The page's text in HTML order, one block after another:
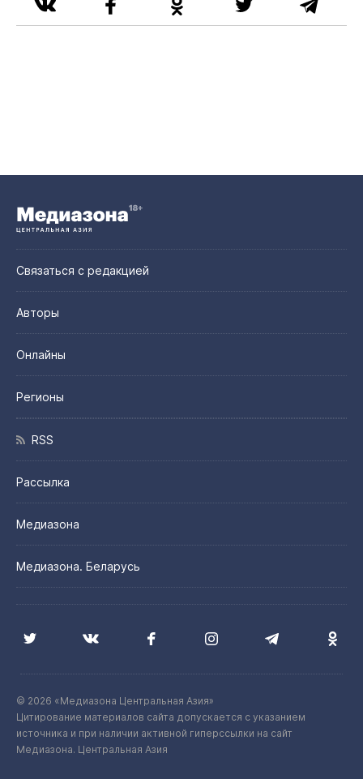
Связаться с редакцией
Авторы
Онлайны
Регионы
RSS
Рассылка
Медиазона
Медиазона. Беларусь
© 2026 «Медиазона Центральная Азия»
Цитирование материалов сайта допускается с указанием
источника и при наличии активной гиперссылки на сайт
Медиазона. Центральная Азия